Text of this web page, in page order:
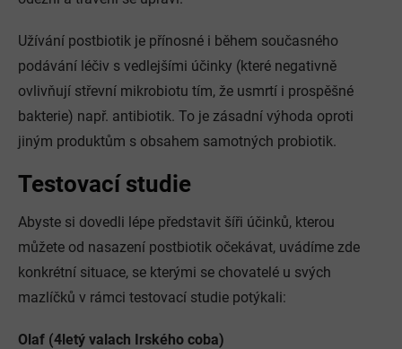
Užívání postbiotik je přínosné i během současného
podávání léčiv s vedlejšími účinky (které negativně
ovlivňují střevní mikrobiotu tím, že usmrtí i prospěšné
bakterie) např. antibiotik. To je zásadní výhoda oproti
jiným produktům s obsahem samotných probiotik.
Testovací studie
Abyste si dovedli lépe představit šíři účinků, kterou
můžete od nasazení postbiotik očekávat, uvádíme zde
konkrétní situace, se kterými se chovatelé u svých
mazlíčků v rámci testovací studie potýkali:
Olaf (4letý valach Irského coba)